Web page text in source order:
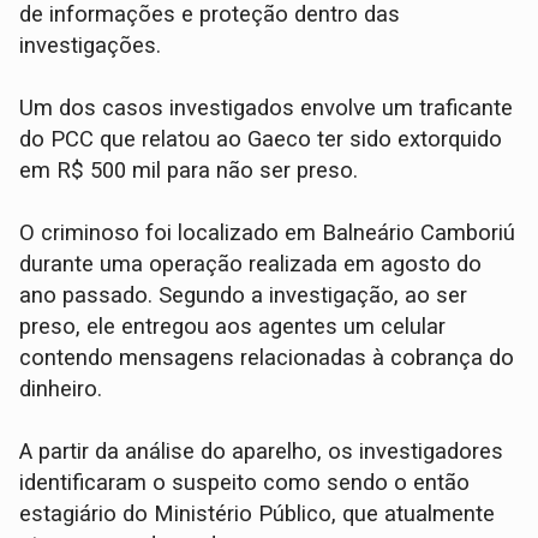
de informações e proteção dentro das
investigações.
Um dos casos investigados envolve um traficante
do PCC que relatou ao Gaeco ter sido extorquido
em R$ 500 mil para não ser preso.
O criminoso foi localizado em Balneário Camboriú
durante uma operação realizada em agosto do
ano passado. Segundo a investigação, ao ser
preso, ele entregou aos agentes um celular
contendo mensagens relacionadas à cobrança do
dinheiro.
A partir da análise do aparelho, os investigadores
identificaram o suspeito como sendo o então
estagiário do Ministério Público, que atualmente